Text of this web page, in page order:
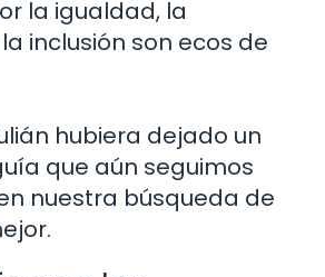
la igualdad, la
inclusión son ecos de
hubiera dejado un
que aún seguimos
nuestra búsqueda de